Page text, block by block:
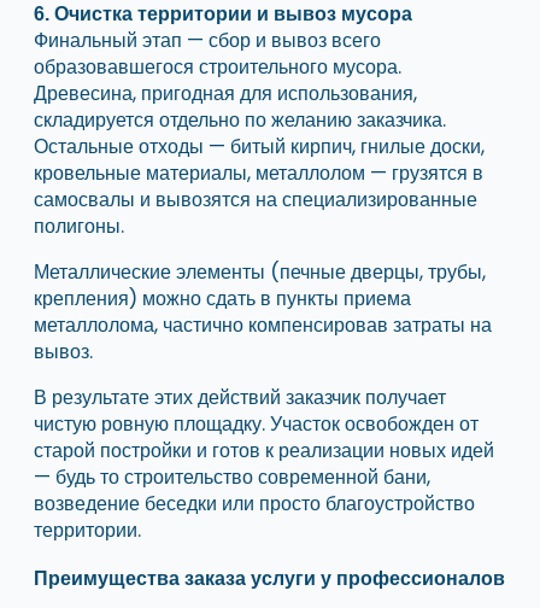
6. Очистка территории и вывоз мусора
Финальный этап — сбор и вывоз всего
образовавшегося строительного мусора.
Древесина, пригодная для использования,
складируется отдельно по желанию заказчика.
Остальные отходы — битый кирпич, гнилые доски,
кровельные материалы, металлолом — грузятся в
самосвалы и вывозятся на специализированные
полигоны.
Металлические элементы (печные дверцы, трубы,
крепления) можно сдать в пункты приема
металлолома, частично компенсировав затраты на
вывоз.
В результате этих действий заказчик получает
чистую ровную площадку. Участок освобожден от
старой постройки и готов к реализации новых идей
— будь то строительство современной бани,
возведение беседки или просто благоустройство
территории.
Преимущества заказа услуги у профессионалов